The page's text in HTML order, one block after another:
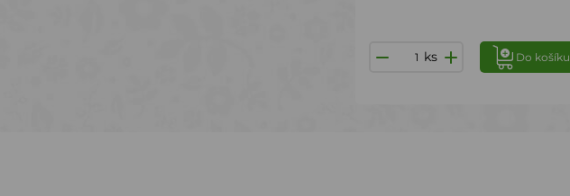
ks Do košíku